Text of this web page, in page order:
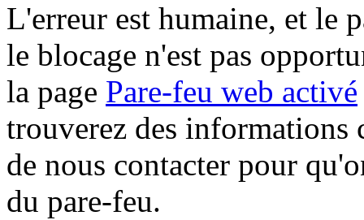
L'erreur est humaine, et le
le blocage n'est pas
la page Pare-feu web activé
trouverez des informations
de nous contacter pour
du pare-feu.